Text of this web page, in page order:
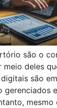
são o
deles
são
gerenciados